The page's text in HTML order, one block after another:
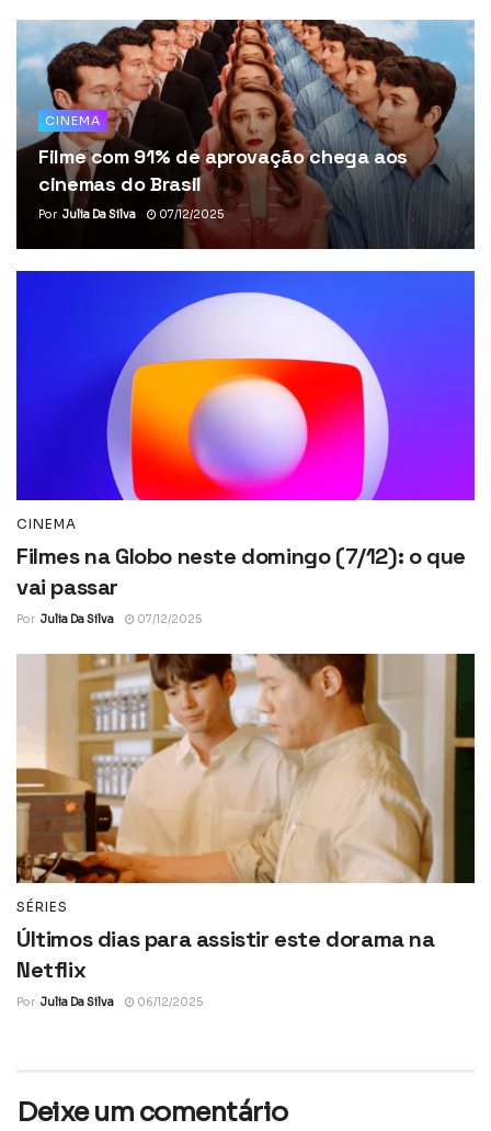
CINEMA
Filme com 91% de aprovação chega aos
cinemas do Brasil
Por Julia Da Silva 07/12/2025
CINEMA
Filmes na Globo neste domingo (7/12): o que
vai passar
Por Julia Da Silva 07/12/2025
SÉRIES
Últimos dias para assistir este dorama na
Netflix
Por Julia Da Silva 06/12/2025
Deixe um comentário